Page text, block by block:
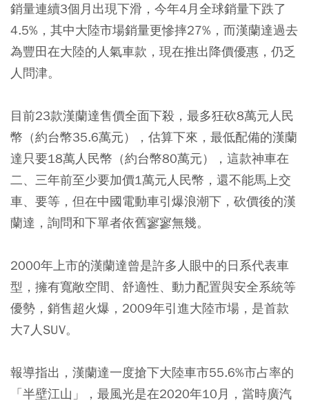
銷量連續3個月出現下滑，今年4月全球銷量下跌了
4.5%，其中大陸市場銷量更慘摔27%，而漢蘭達過去
為豐田在大陸的人氣車款，現在推出降價優惠，仍乏
人問津。
目前23款漢蘭達售價全面下殺，最多狂砍8萬元人民
幣（約台幣35.6萬元），估算下來，最低配備的漢蘭
達只要18萬人民幣（約台幣80萬元），這款神車在
二、三年前至少要加價1萬元人民幣，還不能馬上交
車、要等，但在中國電動車引爆浪潮下，砍價後的漢
蘭達，詢問和下單者依舊寥寥無幾。
2000年上市的漢蘭達曾是許多人眼中的日系代表車
型，擁有寬敞空間、舒適性、動力配置與安全系統等
優勢，銷售超火爆，2009年引進大陸市場，是首款
大7人SUV。
報導指出，漢蘭達一度搶下大陸車市55.6%市占率的
「半壁江山」，最風光是在2020年10月，當時廣汽